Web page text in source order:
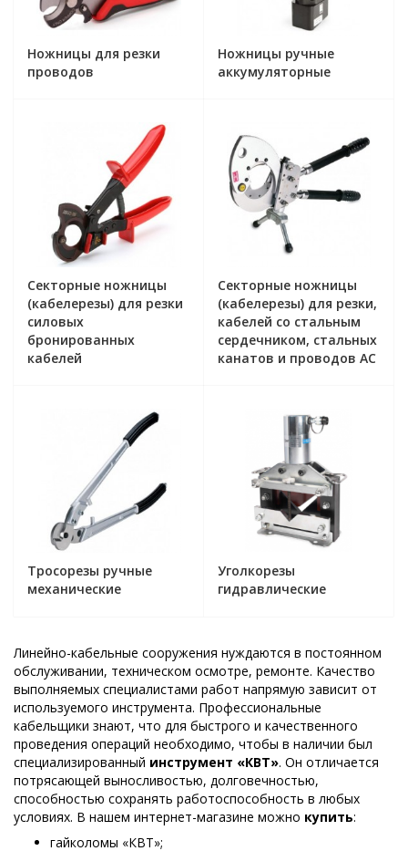
Ножницы для резки
проводов
Ножницы ручные
аккумуляторные
Секторные ножницы
(кабелерезы) для резки
силовых
бронированных
кабелей
Секторные ножницы
(кабелерезы) для резки,
кабелей со стальным
сердечником, стальных
канатов и проводов АС
Тросорезы ручные
механические
Уголкорезы
гидравлические
Линейно-кабельные сооружения нуждаются в постоянном
обслуживании, техническом осмотре, ремонте. Качество
выполняемых специалистами работ напрямую зависит от
используемого инструмента. Профессиональные
кабельщики знают, что для быстрого и качественного
проведения операций необходимо, чтобы в наличии был
специализированный инструмент «КВТ». Он отличается
потрясающей выносливостью, долговечностью,
способностью сохранять работоспособность в любых
условиях. В нашем интернет-магазине можно купить:
гайколомы «КВТ»;